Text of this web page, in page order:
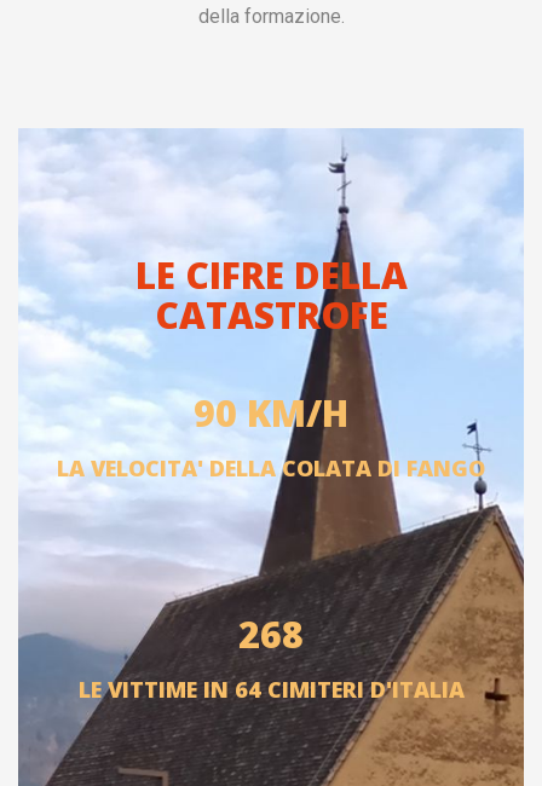
della formazione.
LE CIFRE DELLA
CATASTROFE
90 KM/H
LA VELOCITA' DELLA COLATA DI FANGO
268
LE VITTIME IN 64 CIMITERI D'ITALIA